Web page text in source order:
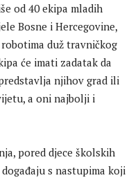
od 40 ekipa mladih
Bosne i Hercegovine,
duž travničkog
će imati zadatak da
njihov grad ili
a oni najbolji i
pored djece školskih
s nastupima koji